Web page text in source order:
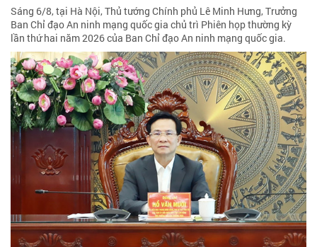
Sáng 6/8, tại Hà Nội, Thủ tướng Chính phủ Lê Minh Hưng, Trưởng
Ban Chỉ đạo An ninh mạng quốc gia chủ trì Phiên họp thường kỳ
lần thứ hai năm 2026 của Ban Chỉ đạo An ninh mạng quốc gia.